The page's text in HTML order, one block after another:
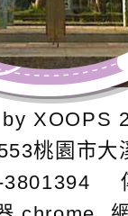
byXOOPS
桃園市大
3801394